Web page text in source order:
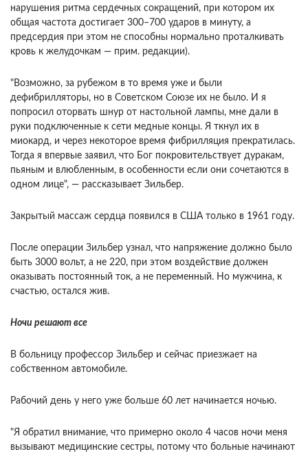
нарушения ритма сердечных сокращений, при котором их
общая частота достигает 300–700 ударов в минуту, а
предсердия при этом не способны нормально проталкивать
кровь к желудочкам — прим. редакции).
"Возможно, за рубежом в то время уже и были
дефибрилляторы, но в Советском Союзе их не было. И я
попросил оторвать шнур от настольной лампы, мне дали в
руки подключенные к сети медные концы. Я ткнул их в
миокард, и через некоторое время фибрилляция прекратилась.
Тогда я впервые заявил, что Бог покровительствует дуракам,
пьяным и влюбленным, в особенности если они сочетаются в
одном лице", — рассказывает Зильбер.
Закрытый массаж сердца появился в США только в 1961 году.
После операции Зильбер узнал, что напряжение должно было
быть 3000 вольт, а не 220, при этом воздействие должен
оказывать постоянный ток, а не переменный. Но мужчина, к
счастью, остался жив.
Ночи решают все
В больницу профессор Зильбер и сейчас приезжает на
собственном автомобиле.
Рабочий день у него уже больше 60 лет начинается ночью.
"Я обратил внимание, что примерно около 4 часов ночи меня
вызывают медицинские сестры, потому что больные начинают